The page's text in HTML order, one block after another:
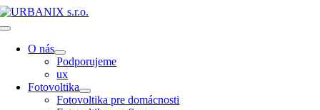
Skip
to
Toggle
Navigation
O nás
Podporujeme
ux
Fotovoltika
Fotovoltika pre domácnosti